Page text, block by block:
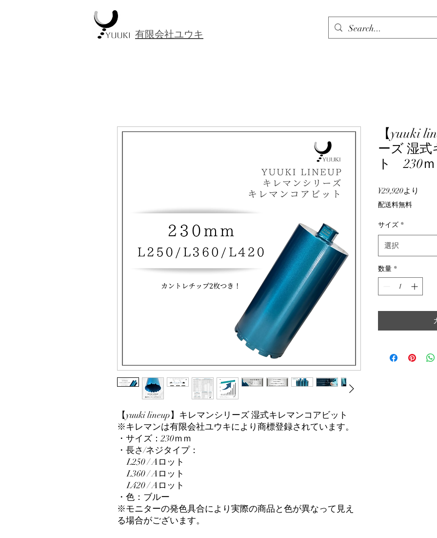
​有限会社ユウキ
【yuuki lineup】キレマンシリーズ 湿式キレマンコアビット
※キレマンは有限会社ユウキにより商標登録されています。
・サイズ：230ｍｍ
・長さ/ネジタイプ：
L250 / Aロット
L360 / Aロット
L420 / Aロット
・色：ブルー
※モニターの発色具合により実際の商品と色が異なって見え
る場合がございます。
【yuuki
ーズ 湿
ト 230ｍ
¥29,920より
配送料無料
サイズ *
選択
数量 *